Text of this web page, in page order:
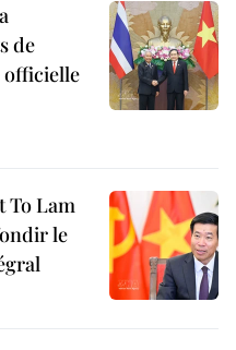
de
officielle
To Lam
le